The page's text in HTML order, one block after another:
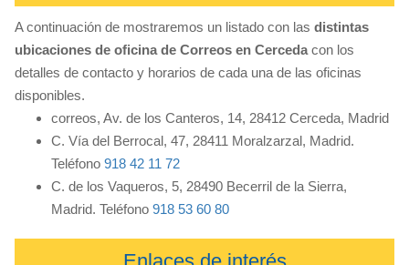
A continuación de mostraremos un listado con las distintas
ubicaciones de oficina de Correos en Cerceda con los
detalles de contacto y horarios de cada una de las oficinas
disponibles.
correos, Av. de los Canteros, 14, 28412 Cerceda, Madrid
C. Vía del Berrocal, 47, 28411 Moralzarzal, Madrid.
Teléfono 918 42 11 72
C. de los Vaqueros, 5, 28490 Becerril de la Sierra,
Madrid. Teléfono 918 53 60 80